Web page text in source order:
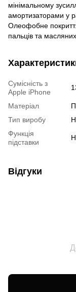
мінімальному
амортизаторами у
Олеофобне покриття
пальців та
Сумісність з
Apple iPhone
Матеріал
Тип виробу
Функція
підставки
Відгуки